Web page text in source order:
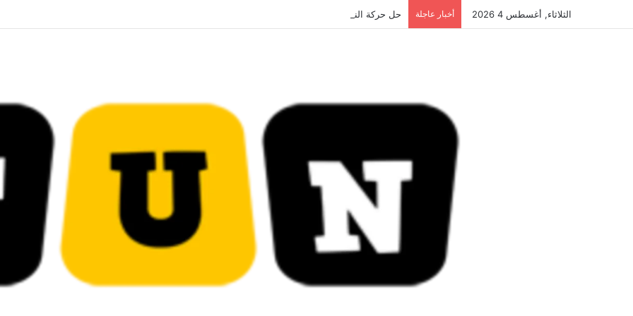
الثلاثاء, أغسطس 4 2026 أخبار عاجلة حل حركة النهضة.. و احكام قضائية في قيادات حركة النهضة بألف و400عام سجــن……